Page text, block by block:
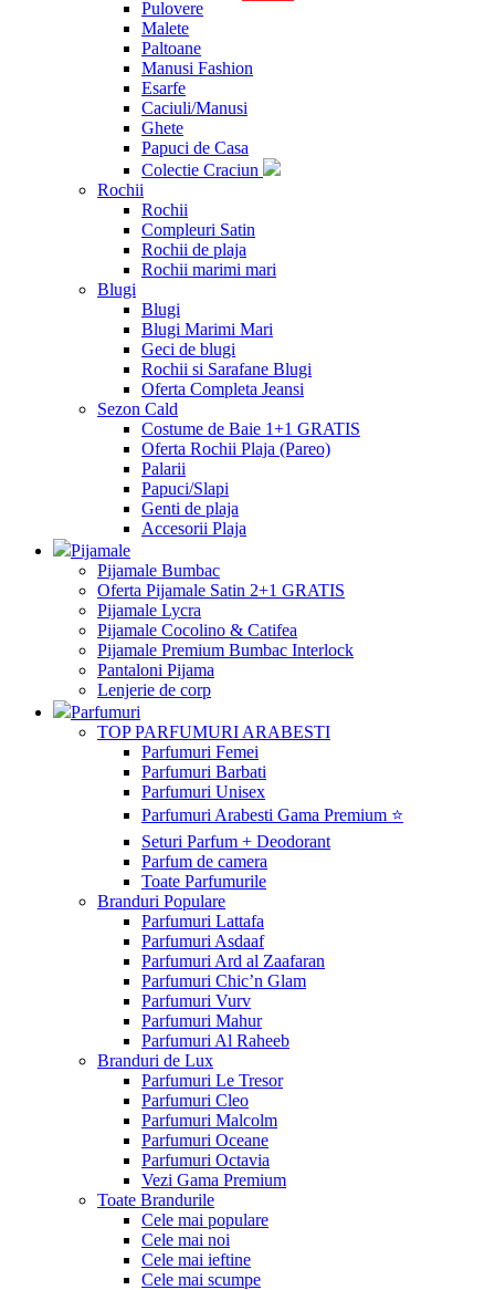
Pulovere
Malete
Paltoane
Manusi Fashion
Esarfe
Caciuli/Manusi
Ghete
Papuci de Casa
Colectie Craciun
Rochii
Rochii
Compleuri Satin
Rochii de plaja
Rochii marimi mari
Blugi
Blugi
Blugi Marimi Mari
Geci de blugi
Rochii si Sarafane Blugi
Oferta Completa Jeansi
Sezon Cald
Costume de Baie 1+1 GRATIS
Oferta Rochii Plaja (Pareo)
Palarii
Papuci/Slapi
Genti de plaja
Accesorii Plaja
Pijamale
Pijamale Bumbac
Oferta Pijamale Satin 2+1 GRATIS
Pijamale Lycra
Pijamale Cocolino & Catifea
Pijamale Premium Bumbac Interlock
Pantaloni Pijama
Lenjerie de corp
Parfumuri
TOP PARFUMURI ARABESTI
Parfumuri Femei
Parfumuri Barbati
Parfumuri Unisex
Parfumuri Arabesti Gama Premium ⭐
Seturi Parfum + Deodorant
Parfum de camera
Toate Parfumurile
Branduri Populare
Parfumuri Lattafa
Parfumuri Asdaaf
Parfumuri Ard al Zaafaran
Parfumuri Chic’n Glam
Parfumuri Vurv
Parfumuri Mahur
Parfumuri Al Raheeb
Branduri de Lux
Parfumuri Le Tresor
Parfumuri Cleo
Parfumuri Malcolm
Parfumuri Oceane
Parfumuri Octavia
Vezi Gama Premium
Toate Brandurile
Cele mai populare
Cele mai noi
Cele mai ieftine
Cele mai scumpe